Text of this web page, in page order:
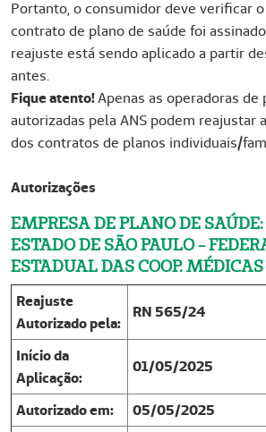
Portanto, o consumidor deve verificar
contrato de plano de saúde foi
reajuste está sendo aplicado a partir
antes.
Fique atento!Apenas as operadoras de
autorizadas pela ANS podem reajustar
dos contratos de planos individuais/
Autorizações
EMPRESA DE PLANO DE
ESTADO DE SÃO PAULO -
ESTADUAL DAS COOP. MÉDICAS
Reajuste
Autorizado pela:
RN 565/24
Início da
Aplicação:
01/05/2025
Autorizado em:
05/05/2025